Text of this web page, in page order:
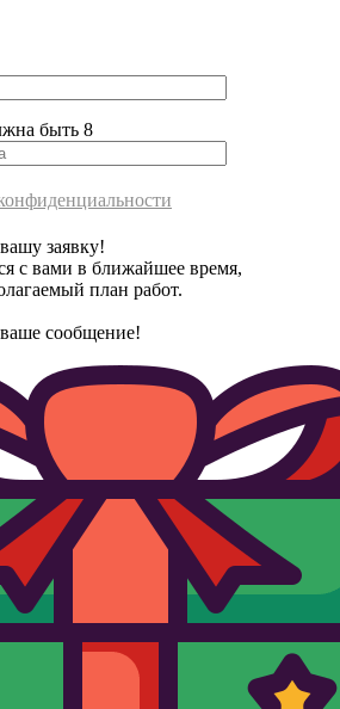
быть 8
заявку!
с вами в ближайшее время,
план работ.
сообщение!